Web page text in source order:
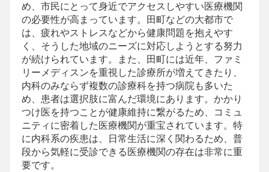
め、市民にとって身近でアクセスしやすい医療機関
の必要性が高まっています。田町などの大都市で
は、疲れやストレスなどから健康問題を抱えやす
く、そうした地域のニーズに対応しようとする努力
が続けられています。また、田町には近年、ファミ
リーメディスンを重視した診療所が増えてきたり、
内科のみならず複数の診療科を持つ病院も多いた
め、患者は選択肢に富んだ環境にあります。かかり
つけ医を持つことが健康維持に繋がるため、コミュ
ニティに密着した医療機関が重宝されています。特
に内科系の疾患は、日常生活に深く関わるため、普
段から気軽に受診できる医療機関の存在は非常に重
要です。